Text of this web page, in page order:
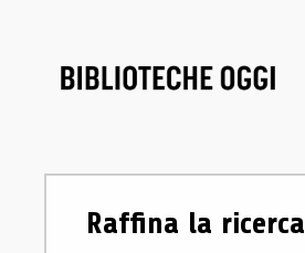
Raffina la ricerca